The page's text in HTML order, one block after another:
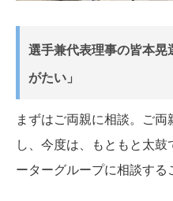
選手兼代表理事の皆本晃
がたい」
まずはご両親に相談。ご
し、今度は、もともと太
ーターグループに相談する